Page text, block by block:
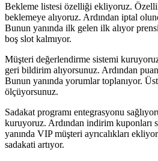
Bekleme listesi özelliği ekliyoruz.
beklemeye alıyoruz. Ardından iptal
Bunun yanında ilk gelen ilk alıyor
boş slot kalmıyor.
Müşteri değerlendirme sistemi
geri bildirim alıyorsunuz. Ardından
Bunun yanında yorumlar toplanıyor.
ölçüyorsunuz.
Sadakat programı entegrasyonu
kuruyoruz. Ardından indirim kuponları
yanında VIP müşteri ayrıcalıkları
sadakati artıyor.